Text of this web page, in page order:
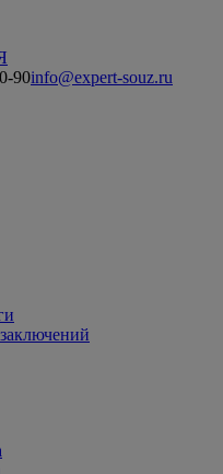
90info@expert-souz.ru